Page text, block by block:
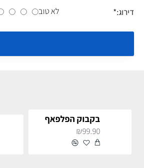
דירוג:
לא טוב
בקבוק הפלפאף
₪99.90